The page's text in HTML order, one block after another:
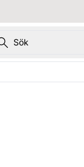
Sök